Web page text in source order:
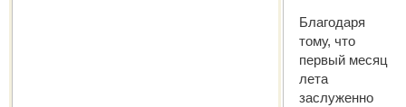
Благодаря
тому, что
первый месяц
лета
заслуженно